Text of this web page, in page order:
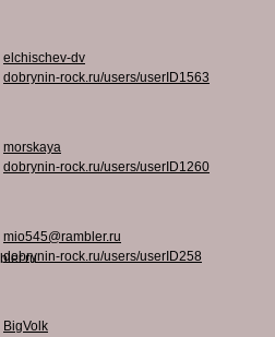
elchischev-dv
dobrynin-rock.ru/users/userID1563
morskaya
dobrynin-rock.ru/users/userID1260
mio545@rambler.ru
dobrynin-rock.ru/users/userID258
BigVolk